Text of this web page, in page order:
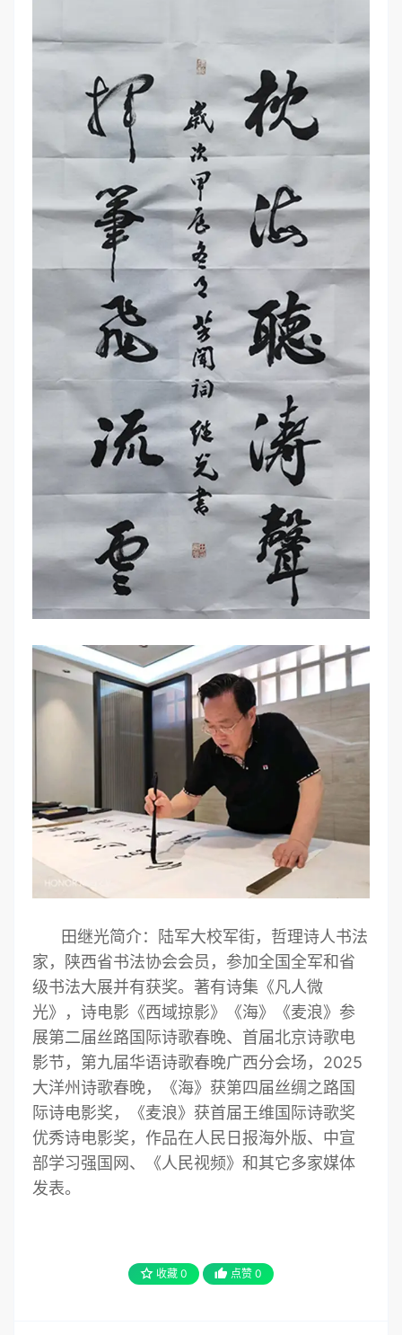
田继光简介：陆军大校军街，哲理诗人书法
家，陕西省书法协会会员，参加全国全军和省
级书法大展并有获奖。著有诗集《凡人微
光》，诗电影《西域掠影》《海》《麦浪》参
展第二届丝路国际诗歌春晚、首届北京诗歌电
影节，第九届华语诗歌春晚广西分会场，2025
大洋州诗歌春晚，《海》获第四届丝绸之路国
际诗电影奖，《麦浪》获首届王维国际诗歌奖
优秀诗电影奖，作品在人民日报海外版、中宣
部学习强国网、《人民视频》和其它多家媒体
发表。
收藏 0 点赞 0